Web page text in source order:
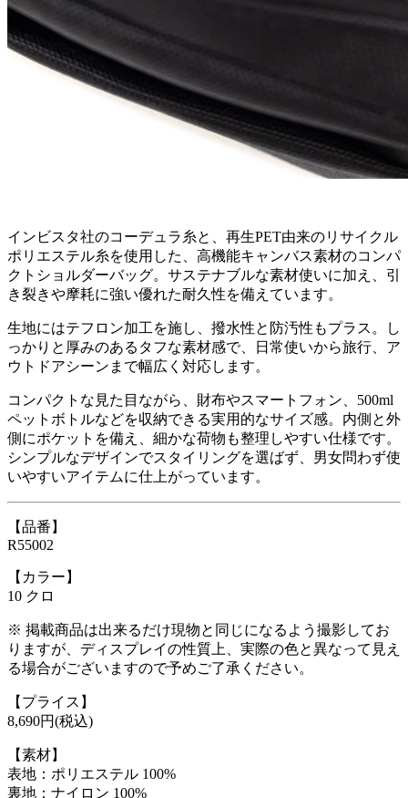
インビスタ社のコーデュラ糸と、再生PET由来のリサイクル
ポリエステル糸を使用した、高機能キャンバス素材のコンパ
クトショルダーバッグ。サステナブルな素材使いに加え、引
き裂きや摩耗に強い優れた耐久性を備えています。
生地にはテフロン加工を施し、撥水性と防汚性もプラス。し
っかりと厚みのあるタフな素材感で、日常使いから旅行、ア
ウトドアシーンまで幅広く対応します。
コンパクトな見た目ながら、財布やスマートフォン、500ml
ペットボトルなどを収納できる実用的なサイズ感。内側と外
側にポケットを備え、細かな荷物も整理しやすい仕様です。
シンプルなデザインでスタイリングを選ばず、男女問わず使
いやすいアイテムに仕上がっています。
【品番】
R55002
【カラー】
10 クロ
※ 掲載商品は出来るだけ現物と同じになるよう撮影してお
りますが、ディスプレイの性質上、実際の色と異なって見え
る場合がございますので予めご了承ください。
【プライス】
8,690円(税込)
【素材】
表地：ポリエステル 100%
裏地：ナイロン 100%